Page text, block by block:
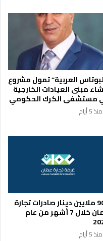
العربية” تمول مشروع
مبنى العيادات الخارجية
مستشفى الكرك الحكومي
منذ 5 أيام
904 ملايين دينار صادرات تجارة
عمان خلال 7 أشهر من عام
منذ 5 أيام